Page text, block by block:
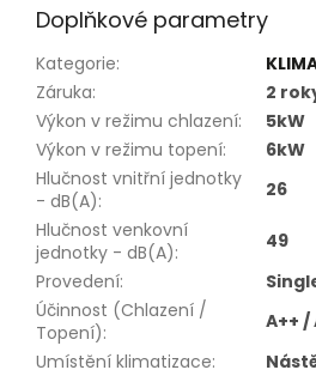
Doplňkové parametry
Kategorie:
Záruka:
2
Výkon v režimu chlazení:
5kW
Výkon v režimu topení:
6kW
Hlučnost vnitřní jednotky
- dB(A):
26
Hlučnost venkovní
jednotky - dB(A):
49
Provedení:
Účinnost (Chlazení /
Topení):
A++ /
Umístění klimatizace: